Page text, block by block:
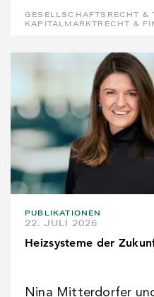
GESELLSCHAFTSRECHT &
KAPITALMARKTRECHT &
PUBLIKATIONEN
22. JULI 2026
Heizsysteme der
Nina Mitterdorfer